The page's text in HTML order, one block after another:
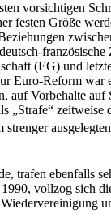
vorsichtigen
Größe
(EG) und
Euro-Reform
Vorbehalte
„Strafe“
trafen ebenfalls
vollzog sich